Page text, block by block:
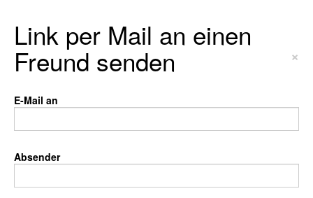
Link per Mail an einen
Freund senden ×
E-Mail an
Absender